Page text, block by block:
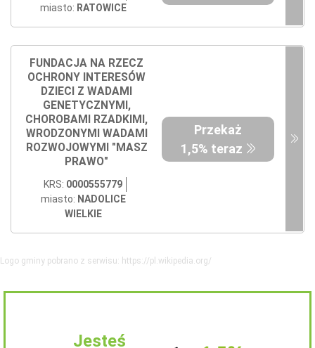
miasto: RATOWICE
FUNDACJA NA RZECZ
OCHRONY INTERESÓW
DZIECI Z WADAMI
GENETYCZNYMI,
CHOROBAMI RZADKIMI,
WRODZONYMI WADAMI
ROZWOJOWYMI "MASZ
PRAWO"
KRS: 0000555779
miasto: NADOLICE
WIELKIE
Przekaż
1,5% teraz
Logo gminy pobrano z serwisu: https://pl.wikipedia.org/
Jesteś